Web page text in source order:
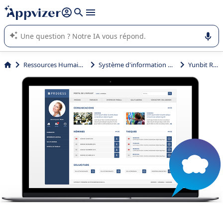
répondre (plusieurs lignes avec
L'IA de Appvizer vous guide dans l'utilisation ou la sélection de
logiciel SaaS en entreprise.
Ressources Humaines (RH) Système d'information RH (SIRH) Yunbit RRHH